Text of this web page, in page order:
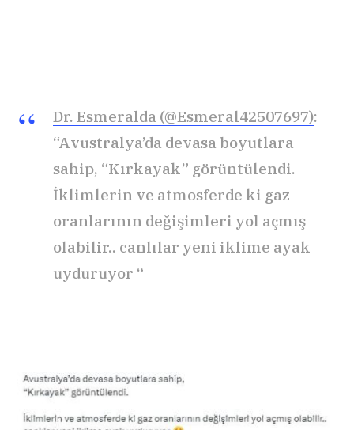
Dr. Esmeralda (@Esmeral42507697):
“Avustralya’da devasa boyutlara
sahip, “Kırkayak” görüntülendi.
İklimlerin ve atmosferde ki gaz
oranlarının değişimleri yol açmış
olabilir.. canlılar yeni iklime ayak
uyduruyor “